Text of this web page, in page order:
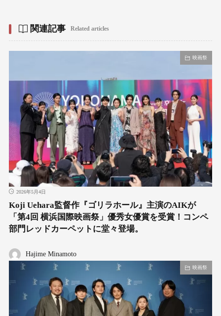
関連記事 Related articles
映画祭
2026年5月4日
Koji Uehara監督作『ゴリラホール』主演のAIKが
「第4回 横浜国際映画祭」優秀女優賞を受賞！コンペ
部門レッドカーペットに堂々登場。
Hajime Minamoto
映画祭